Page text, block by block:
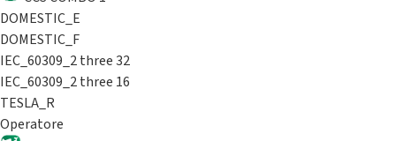
DOMESTIC_E
DOMESTIC_F
IEC_60309_2 three 32
IEC_60309_2 three 16
TESLA_R
Operatore